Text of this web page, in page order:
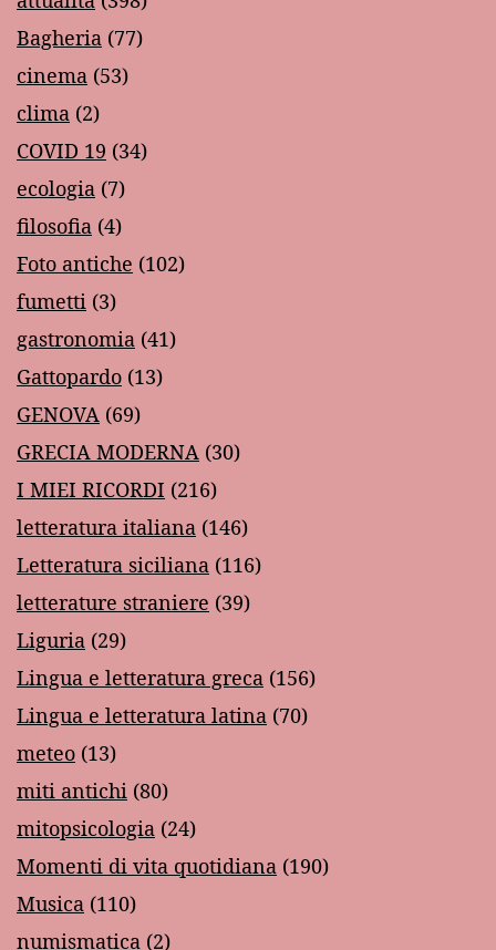
Bagheria (77)
cinema (53)
clima (2)
COVID 19 (34)
ecologia (7)
filosofia (4)
Foto antiche (102)
fumetti (3)
gastronomia (41)
Gattopardo (13)
GENOVA (69)
GRECIA MODERNA (30)
I MIEI RICORDI (216)
letteratura italiana (146)
Letteratura siciliana (116)
letterature straniere (39)
Liguria (29)
Lingua e letteratura greca (156)
Lingua e letteratura latina (70)
meteo (13)
miti antichi (80)
mitopsicologia (24)
Momenti di vita quotidiana (190)
Musica (110)
numismatica (2)